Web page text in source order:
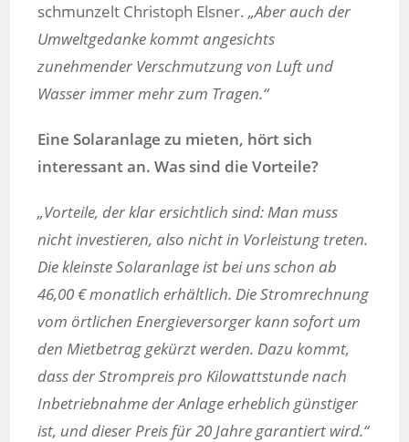
schmunzelt Christoph Elsner.„Aber auch der
Umweltgedanke kommt angesichts
zunehmender Verschmutzung von Luft und
Wasser immer mehr zum Tragen.“
Eine Solaranlage zu mieten, hört sich
interessant an. Was sind die Vorteile?
„Vorteile, der klar ersichtlich sind: Man muss
nicht investieren, also nicht in Vorleistung treten.
Die kleinste Solaranlage ist bei uns schon ab
46,00 € monatlich erhältlich. Die Stromrechnung
vom örtlichen Energieversorger kann sofort um
den Mietbetrag gekürzt werden. Dazu kommt,
dass der Strompreis pro Kilowattstunde nach
Inbetriebnahme der Anlage erheblich günstiger
ist, und dieser Preis für 20 Jahre garantiert wird.“